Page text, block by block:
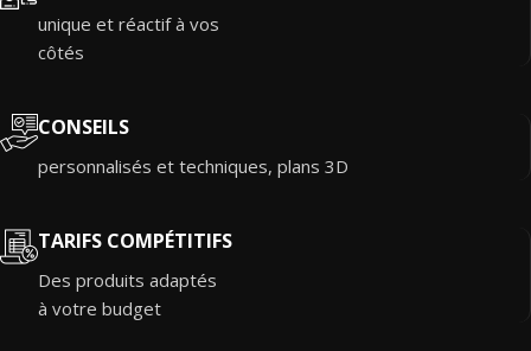
unique et réactif à vos
côtés
CONSEILS
personnalisés et techniques, plans 3D
TARIFS COMPÉTITIFS
Des produits adaptés
à votre budget